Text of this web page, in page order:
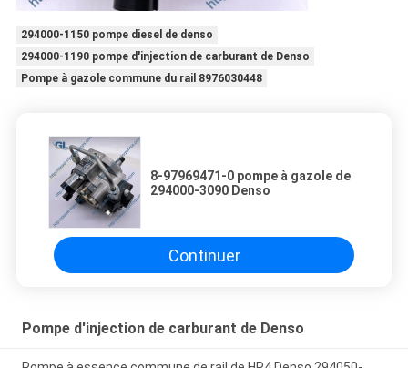
294000-1150 pompe diesel de denso
294000-1190 pompe d'injection de carburant de Denso
Pompe à gazole commune du rail 8976030448
8-97969471-0 pompe à gazole de
294000-3090 Denso
Continuer
Pompe d'injection de carburant de Denso